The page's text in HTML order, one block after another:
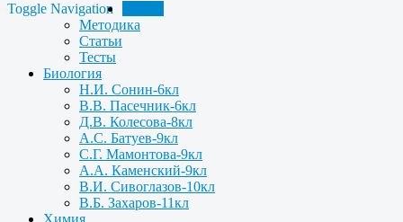
Toggle Navigation
Методика
Статьи
Тесты
Биология
Н.И. Сонин-6кл
В.В. Пасечник-6кл
Д.В. Колесова-8кл
А.С. Батуев-9кл
С.Г. Мамонтова-9кл
А.А. Каменский-9кл
В.И. Сивоглазов-10кл
В.Б. Захаров-11кл
Химия